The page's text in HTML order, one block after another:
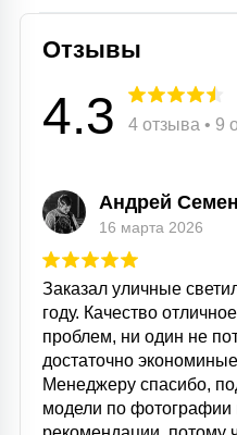
Отзывы
4.3 4 отзыва • 9
Андрей
16 марта 2026
Заказал уличные
году. Качество
проблем, ни один не
достаточно
Менеджеру спасибо,
модели по